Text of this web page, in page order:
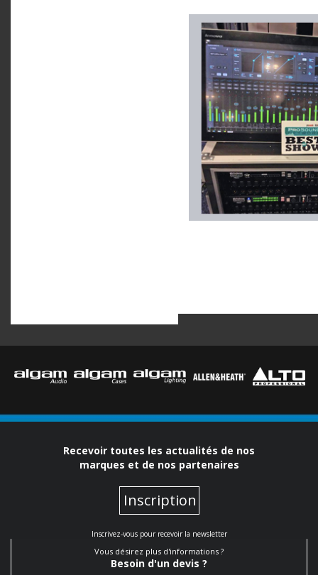
Recevoir toutes les actualités de nos
marques et de nos partenaires
Inscription
Inscrivez-vous pour recevoir la newsletter
Vous désirez plus d'informations ?
Besoin d'un devis ?